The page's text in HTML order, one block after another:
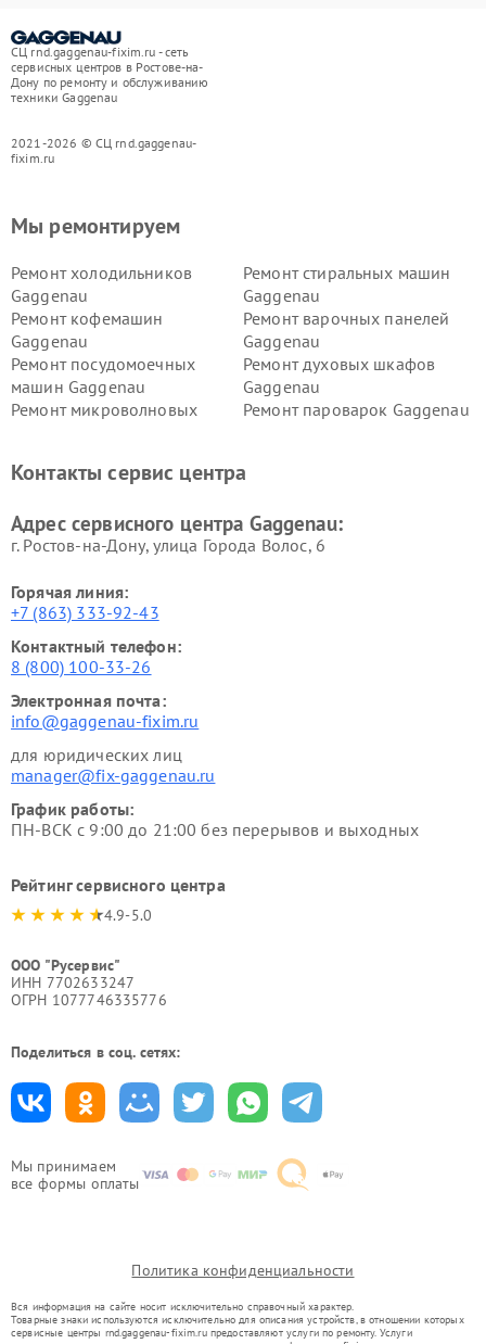
СЦ rnd.gaggenau-fixim.ru - сеть
сервисных центров в Ростове-на-
Дону по ремонту и обслуживанию
техники Gaggenau
2021-2026 © СЦ rnd.gaggenau-
fixim.ru
Мы принимаем
все формы оплаты
Мы ремонтируем
Ремонт холодильников
Gaggenau
Ремонт стиральных машин
Gaggenau
Ремонт кофемашин
Gaggenau
Ремонт варочных панелей
Gaggenau
Ремонт посудомоечных
машин Gaggenau
Ремонт духовых шкафов
Gaggenau
Ремонт микроволновых
Ремонт пароварок Gaggenau
Контакты сервис центра
Адрес сервисного центра Gaggenau:
г. Ростов-на-Дону, улица Города Волос, 6
Горячая линия:
+7 (863) 333-92-43
Контактный телефон:
8 (800) 100-33-26
Электронная почта:
info@gaggenau-fixim.ru
для юридических лиц
manager@fix-gaggenau.ru
График работы:
ПН-ВСК с 9:00 до 21:00 без перерывов и выходных
Рейтинг сервисного центра
4.9-5.0
ООО "Русервис"
ИНН 7702633247
ОГРН 1077746335776
Поделиться в соц. сетях:
Политика конфиденциальности
Вся информация на сайте носит исключительно справочный характер.
Товарные знаки используются исключительно для описания устройств, в отношении которых
сервисные центры rnd.gaggenau-fixim.ru предоставляют услуги по ремонту. Услуги